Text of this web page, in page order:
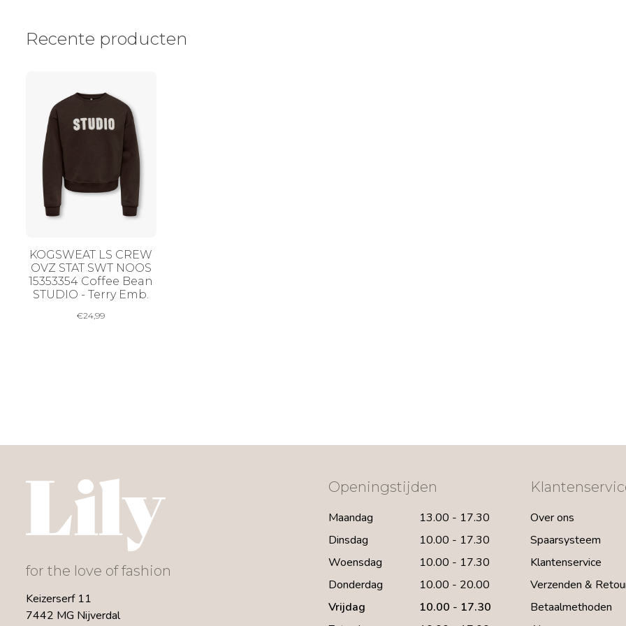
Recente producten
KOGSWEAT LS CREW
OVZ STAT SWT NOOS
15353354 Coffee Bean
STUDIO - Terry Emb.
€24,99
for the love of fashion
Keizerserf 11
7442 MG Nijverdal
Openingstijden
Maandag
13.00 - 17.30
Dinsdag
10.00 - 17.30
Woensdag
10.00 - 17.30
Donderdag
10.00 - 20.00
Vrijdag
10.00 - 17.30
Over ons
Spaarsysteem
Klantenservice
Verzenden &
Betaalmethoden